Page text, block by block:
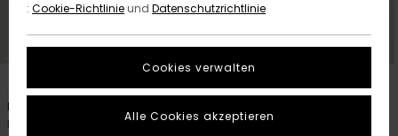
Esp Sequence Cargo
Männer Weiss Cargohose
Männer Grün Cargohose
: Cookie-Richtlinieund Datenschutzrichtlinie
Cookies verwalten
Alle Cookies akzeptieren